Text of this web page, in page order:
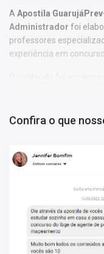
A Apostila
Administrador foi
professores
experiência em
conteúdo e, assim,
Características:
- Materiais digitais para
- Apostila elaborada
Matérias da Apostila:
Língua Portuguesa
Matemática
Conhecimentos
Confira o que